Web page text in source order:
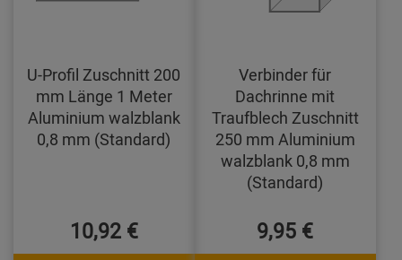
U-Profil Zuschnitt 200
mm Länge 1 Meter
Aluminium walzblank
0,8 mm (Standard)
10,92 €
Verbinder für
Dachrinne mit
Traufblech Zuschnitt
250 mm Aluminium
walzblank 0,8 mm
(Standard)
9,95 €